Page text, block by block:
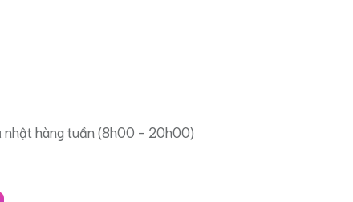
nhật hàng tuần (8h00 - 20h00)